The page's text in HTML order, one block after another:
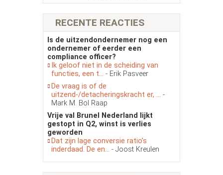
RECENTE REACTIES
Is de uitzendondernemer nog een
ondernemer of eerder een
compliance officer?
Ik geloof niet in de scheiding van
functies, een t... - Erik Pasveer
De vraag is of de
uitzend-/detacheringskracht er, ... -
Mark M. Bol Raap
Vrije val Brunel Nederland lijkt
gestopt in Q2, winst is verlies
geworden
Dat zijn lage conversie ratio’s
inderdaad. De en... - Joost Kreulen